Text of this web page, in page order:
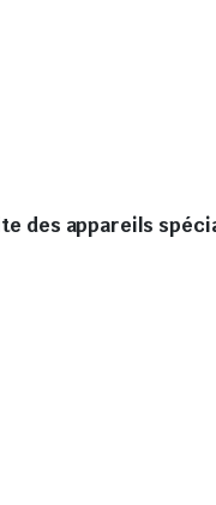
des appareils